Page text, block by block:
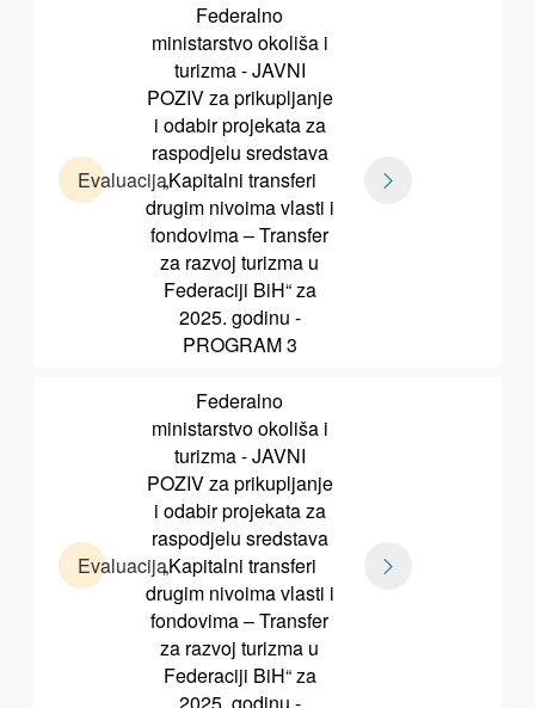
Evaluacija
Federalno
ministarstvo okoliša i
turizma - JAVNI
POZIV za prikupljanje
i odabir projekata za
raspodjelu sredstava
„Kapitalni transferi
drugim nivoima vlasti i
fondovima – Transfer
za razvoj turizma u
Federaciji BiH“ za
2025. godinu -
PROGRAM 3
Evaluacija
Federalno
ministarstvo okoliša i
turizma - JAVNI
POZIV za prikupljanje
i odabir projekata za
raspodjelu sredstava
„Kapitalni transferi
drugim nivoima vlasti i
fondovima – Transfer
za razvoj turizma u
Federaciji BiH“ za